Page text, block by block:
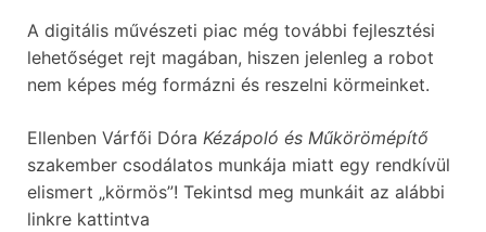
A digitális művészeti piac még további fejlesztési
lehetőséget rejt magában, hiszen jelenleg a robot
nem képes még formázni és reszelni körmeinket.
Ellenben Várfői Dóra Kézápoló és Műkörömépítő
szakember csodálatos munkája miatt egy rendkívül
elismert „körmös”! Tekintsd meg munkáit az alábbi
linkre kattintva